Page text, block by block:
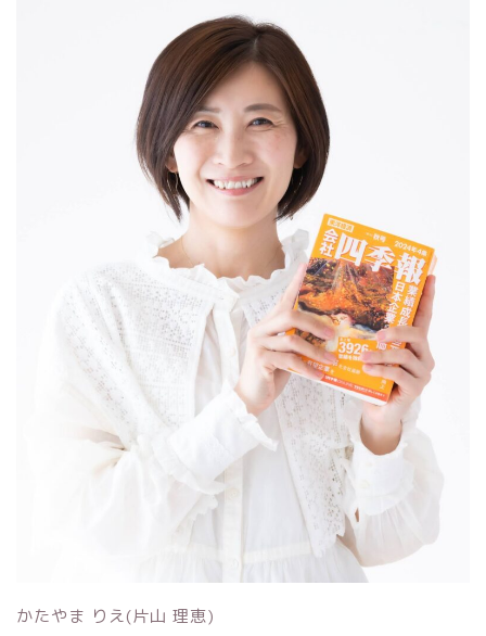
かたやま りえ(片山 理恵)